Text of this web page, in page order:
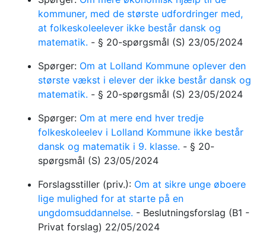
kommuner, med de største udfordringer med,
at folkeskoleelever ikke består dansk og
matematik. - § 20-spørgsmål (S) 23/05/2024
Spørger: Om at Lolland Kommune oplever den
største vækst i elever der ikke består dansk og
matematik. - § 20-spørgsmål (S) 23/05/2024
Spørger: Om at mere end hver tredje
folkeskoleelev i Lolland Kommune ikke består
dansk og matematik i 9. klasse. - § 20-
spørgsmål (S) 23/05/2024
Forslagsstiller (priv.): Om at sikre unge øboere
lige mulighed for at starte på en
ungdomsuddannelse. - Beslutningsforslag (B1 -
Privat forslag) 22/05/2024